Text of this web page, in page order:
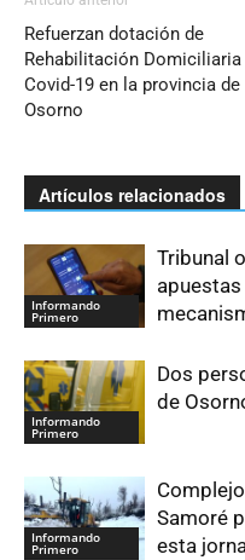
Refuerzan dotación de
Rehabilitación Domiciliaria
Covid-19 en la provincia de
Osorno
Artículos relacionados
Informando
Primero
Tribunal
Informando
Primero
Dos
de
Informando
Primero
Samoré
esta